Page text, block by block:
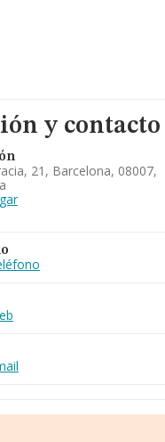
y contacto
21, Barcelona, 08007,